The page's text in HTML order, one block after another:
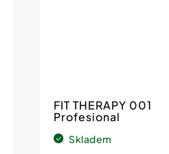
FIT THERAPY 001
Profesional
Skladem